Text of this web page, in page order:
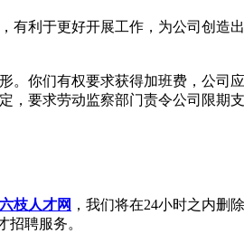
利于更好开展工作，为公司创造
你们有权要求获得加班费，公司
要求劳动监察部门责令公司限期
六枝人才网 ，我们将在24小时之内删
招聘服务。